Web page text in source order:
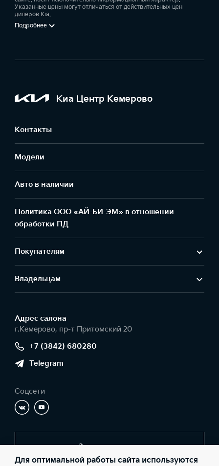
Указанные цены могут отличаться от действительных цен
дилеров Kia.
Подробнее
Киа Центр Кемерово
Контакты
Модели
Авто в наличии
Политика ООО «АЙ-БИ-ЭМ» в отношении
обработки ПД
Покупателям
Владельцам
Адрес салонa
г.Кемерово, пр-т Притомский 20
+7 (3842) 680280
Telegram
Соцсети
Заказать звонок
Для оптимальной работы сайта используются